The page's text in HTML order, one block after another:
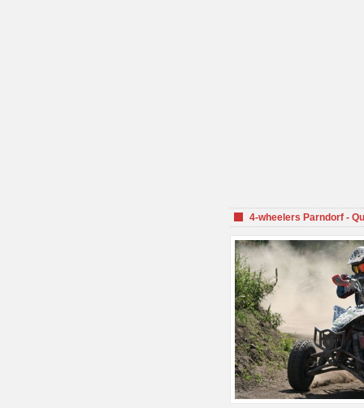
4-wheelers Parndorf -